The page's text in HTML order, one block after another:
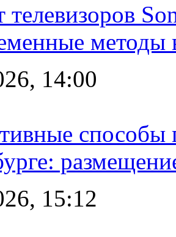
телевизоров
методы
14:00
способы
15:12